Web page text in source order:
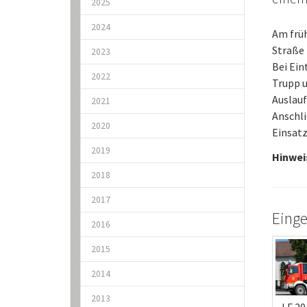
2025
2024
2023
2022
2021
2020
2019
2018
2017
2016
2015
2014
2013
Am
Straße
Bei
Trupp